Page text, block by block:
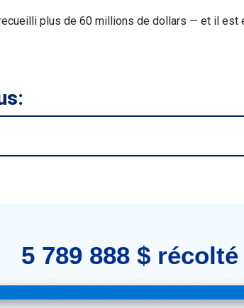
plus de 60 millions de dollars — et il est
5 789 888 $ récolté